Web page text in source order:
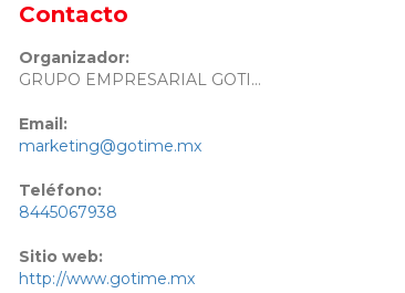
Contacto
Organizador:
GRUPO EMPRESARIAL GOTIME
Email:
marketing@gotime.mx
Teléfono:
8445067938
Sitio web:
http://www.gotime.mx